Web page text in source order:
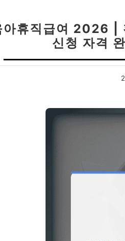
아휴직급여 2026 |
신청 자격